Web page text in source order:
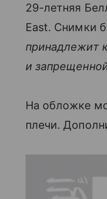
29-летняя
East. Снимки
принадлежит
и
На обложке
плечи.